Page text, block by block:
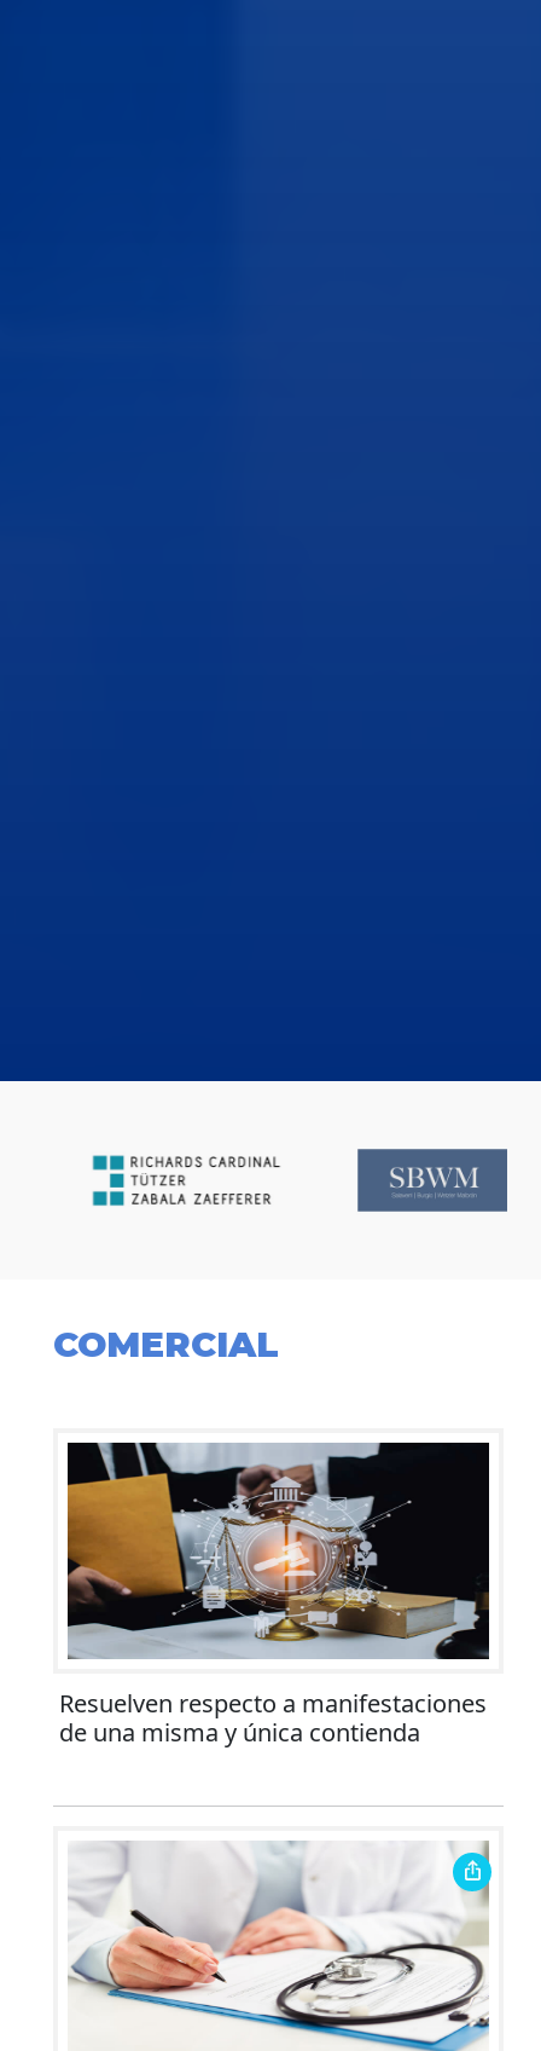
COMERCIAL
Resuelven respecto a manifestaciones
de una misma y única contienda